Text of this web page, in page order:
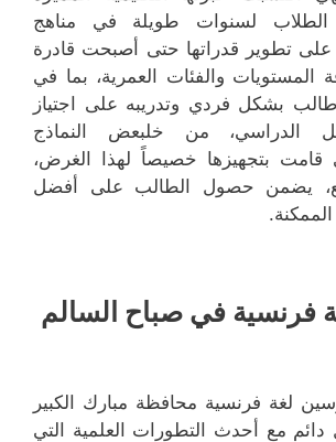
لسنوات طويلة في مناهج
على تطوير قدراتها حتى أصبحت قادرة
والفئات العمرية، بما في
بشكل فردي وتدريبه على اجتياز
الدراسي، من خلبعض النماذج
قامت بتجهيزها خصيصاً لهذا الغرض،
يضمن حصول الطالب على أفضل
الممكنة.
فرنسية في صباح السالم
لغة فرنسية محافظة مبارك الكبير
مع أحدث التطورات العلمية التي